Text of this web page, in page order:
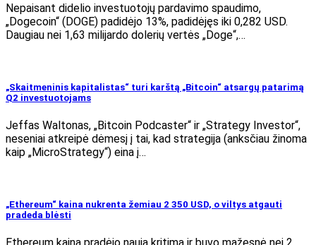
Nepaisant didelio investuotojų pardavimo spaudimo,
„Dogecoin“ (DOGE) padidėjo 13%, padidėjęs iki 0,282 USD.
Daugiau nei 1,63 milijardo dolerių vertės „Doge“,…
„Skaitmeninis kapitalistas“ turi karštą „Bitcoin“ atsargų patarimą
Q2 investuotojams
Jeffas Waltonas, „Bitcoin Podcaster“ ir „Strategy Investor“,
neseniai atkreipė dėmesį į tai, kad strategija (anksčiau žinoma
kaip „MicroStrategy“) eina į…
„Ethereum“ kaina nukrenta žemiau 2 350 USD, o viltys atgauti
pradeda blėsti